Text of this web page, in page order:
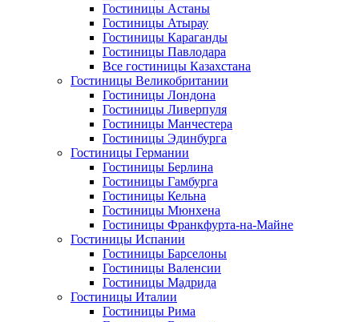
Гостиницы Астаны
Гостиницы Атырау
Гостиницы Караганды
Гостиницы Павлодара
Все гостиницы Казахстана
Гостиницы Великобритании
Гостиницы Лондона
Гостиницы Ливерпуля
Гостиницы Манчестера
Гостиницы Эдинбурга
Гостиницы Германии
Гостиницы Берлина
Гостиницы Гамбурга
Гостиницы Кельна
Гостиницы Мюнхена
Гостиницы Франкфурта-на-Майне
Гостиницы Испании
Гостиницы Барселоны
Гостиницы Валенсии
Гостиницы Мадрида
Гостиницы Италии
Гостиницы Рима